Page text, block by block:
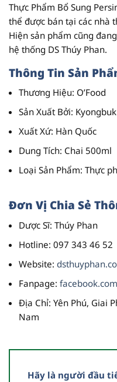
Thực Phẩm Bổ Sung
thể được bán tại các nhà
Hiện sản phẩm cũng
hệ thống DS Thúy Phan.
Thông Tin Sản
Thương Hiệu: O’Food
Sản Xuất Bởi:
Xuất Xứ: Hàn Quốc
Dung Tích: Chai 500ml
Loại Sản Phẩm: Thực
Đơn Vị Chia Sẻ
Dược Sĩ: Thúy Phan
Hotline: 097 343 46 52
Website:
Fanpage:
Địa Chỉ: Yên Phú, Giai
Nam
Hãy là người đầu